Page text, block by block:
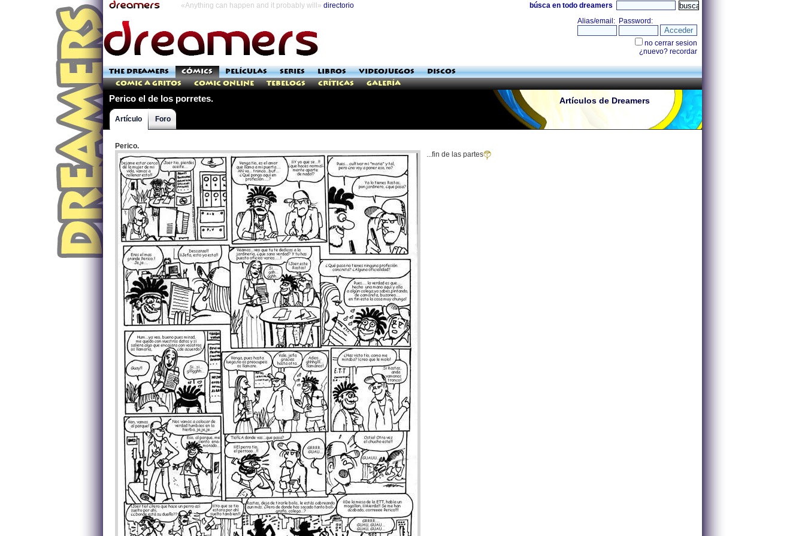
«Anything can happen and it probably will» directorio búsca en todo dreamers
THE DREAMERS CÓMICS PELÍCULAS SERIES LIBROS VIDEOJUEGOS
DISCOS
Comic a Gritos
Comic Online Tebelogs Críticas Galería
Perico el de los porretes. Artículos de Dreamers
Artículo Foro
Perico.
...fin de las partes